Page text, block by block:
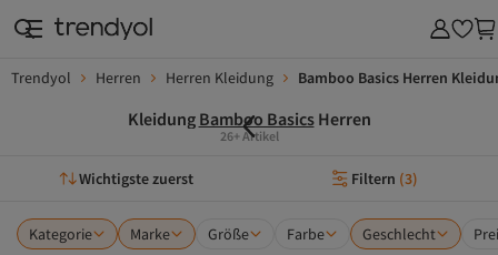
Trendyol Herren Herren Kleidung Bamboo Basics Herren
Kleidung Bamboo Basics Herren
26+ Artikel
Wichtigste zuerst Filtern (3)
Kategorie Marke Größe Farbe Geschlecht